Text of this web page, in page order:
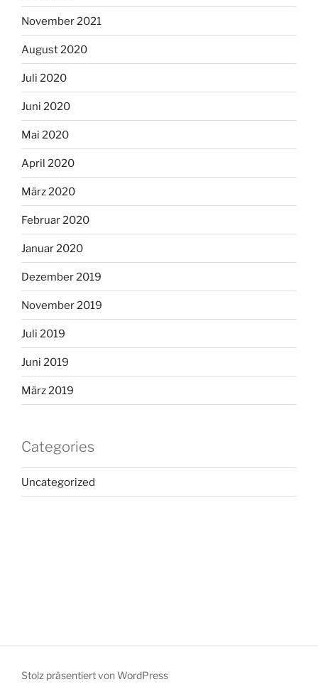
November 2021
August 2020
Juli 2020
Juni 2020
Mai 2020
April 2020
März 2020
Februar 2020
Januar 2020
Dezember 2019
November 2019
Juli 2019
Juni 2019
März 2019
Categories
Uncategorized
Stolz präsentiert von WordPress